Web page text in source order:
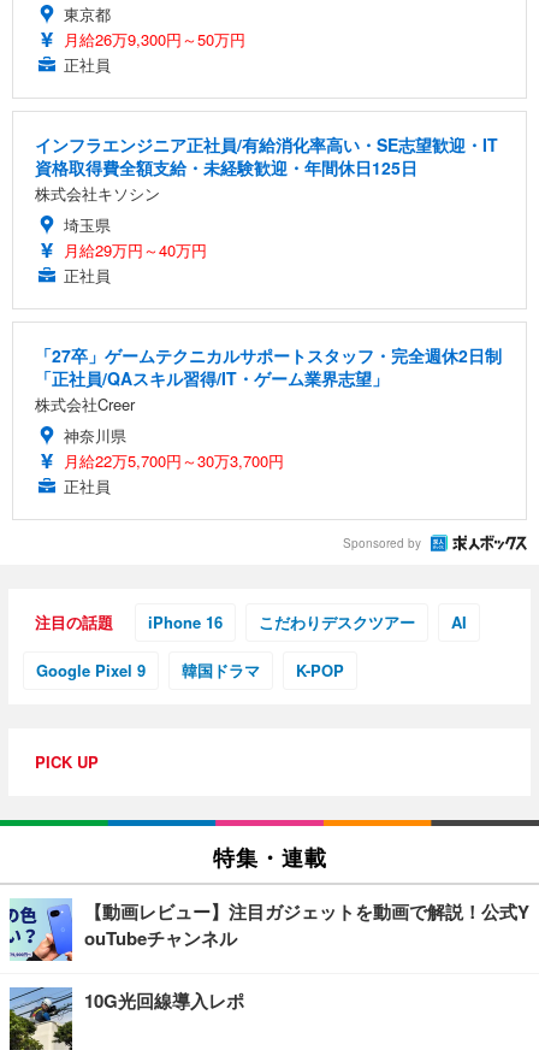
東京都
月給26万9,300円～50万円
正社員
インフラエンジニア正社員/有給消化率高い・SE志望歓迎・IT
資格取得費全額支給・未経験歓迎・年間休日125日
株式会社キソシン
埼玉県
月給29万円～40万円
正社員
「27卒」ゲームテクニカルサポートスタッフ・完全週休2日制
「正社員/QAスキル習得/IT・ゲーム業界志望」
株式会社Creer
神奈川県
月給22万5,700円～30万3,700円
正社員
Sponsored by
注目の話題 iPhone 16 こだわりデスクツアー AI
Google Pixel 9 韓国ドラマ K-POP
PICK UP
特集・連載
【動画レビュー】注目ガジェットを動画で解説！公式Y
ouTubeチャンネル
10G光回線導入レポ